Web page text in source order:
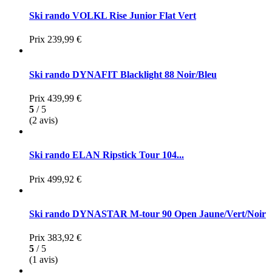
Ski rando VOLKL Rise Junior Flat Vert
Prix 239,99 €
Ski rando DYNAFIT Blacklight 88 Noir/Bleu
Prix 439,99 €
5 / 5
(2 avis)
Ski rando ELAN Ripstick Tour 104...
Prix 499,92 €
Ski rando DYNASTAR M-tour 90 Open Jaune/Vert/Noir
Prix 383,92 €
5 / 5
(1 avis)